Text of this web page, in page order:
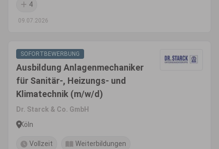
4
09.07.2026
SOFORTBEWERBUNG
Ausbildung Anlagenmechaniker
für Sanitär-, Heizungs- und
Klimatechnik (m/w/d)
Dr. Starck & Co. GmbH
Köln
Vollzeit Weiterbildungen